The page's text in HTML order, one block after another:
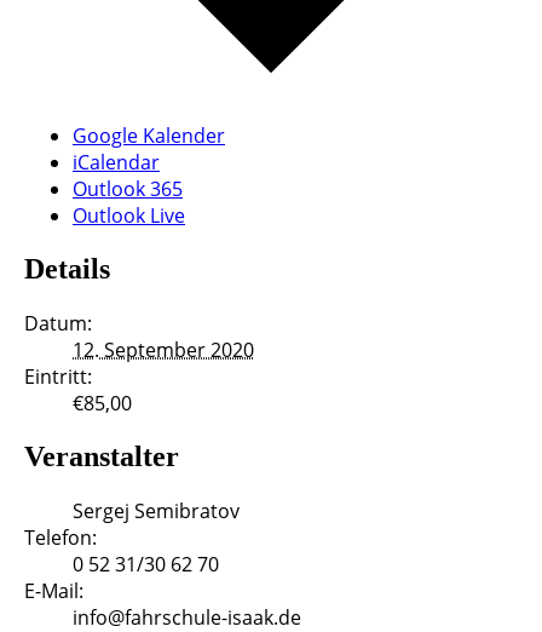
Google Kalender
iCalendar
Outlook 365
Outlook Live
Details
Datum:
12. September 2020
Eintritt:
€85,00
Veranstalter
Sergej Semibratov
Telefon:
0 52 31/30 62 70
E-Mail:
info@fahrschule-isaak.de